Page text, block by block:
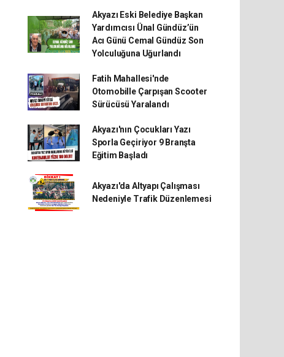
Akyazı Eski Belediye Başkan
Yardımcısı Ünal Gündüz’ün
Acı Günü Cemal Gündüz Son
Yolculuğuna Uğurlandı
Fatih Mahallesi'nde
Otomobille Çarpışan Scooter
Sürücüsü Yaralandı
Akyazı'nın Çocukları Yazı
Sporla Geçiriyor 9 Branşta
Eğitim Başladı
Akyazı'da Altyapı Çalışması
Nedeniyle Trafik Düzenlemesi